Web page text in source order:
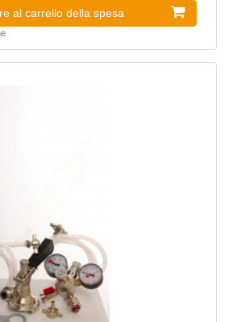
al carrello della spesa